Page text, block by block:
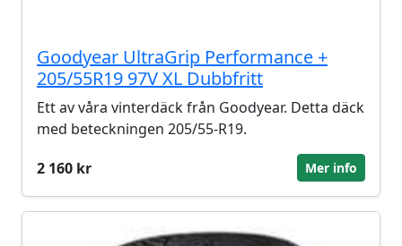
Goodyear UltraGrip Performance +
205/55R19 97V XL Dubbfritt
Ett av våra vinterdäck från Goodyear. Detta däck
med beteckningen 205/55-R19.
2 160 kr
Mer info